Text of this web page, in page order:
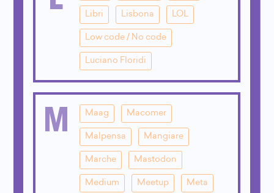
Libri Lisbona LOL
Low code / No code
Luciano Floridi
M Maag Macomer
Malpensa Mangiare
Marche Mastodon
Medium Meetup Meta